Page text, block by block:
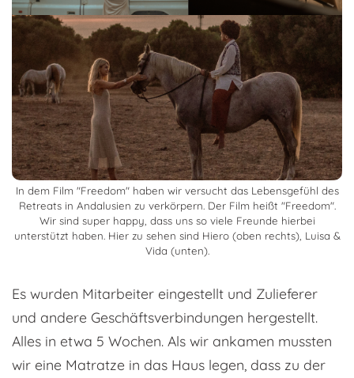
In dem Film "Freedom" haben wir versucht das Lebensgefühl des
Retreats in Andalusien zu verkörpern. Der Film heißt "Freedom".
Wir sind super happy, dass uns so viele Freunde hierbei
unterstützt haben. Hier zu sehen sind Hiero (oben rechts), Luisa &
Vida (unten).
Es wurden Mitarbeiter eingestellt und Zulieferer
und andere Geschäftsverbindungen hergestellt.
Alles in etwa 5 Wochen. Als wir ankamen mussten
wir eine Matratze in das Haus legen, dass zu der